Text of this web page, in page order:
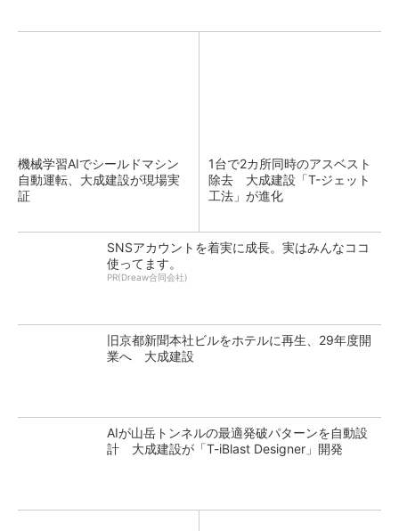
機械学習AIでシールドマシン
自動運転、大成建設が現場実
証
1台で2カ所同時のアスベスト
除去 大成建設「T-ジェット
工法」が進化
SNSアカウントを着実に成長。実はみんなココ
使ってます。
PR(Dreaw合同会社)
旧京都新聞本社ビルをホテルに再生、29年度開
業へ 大成建設
AIが山岳トンネルの最適発破パターンを自動設
計 大成建設が「T-iBlast Designer」開発